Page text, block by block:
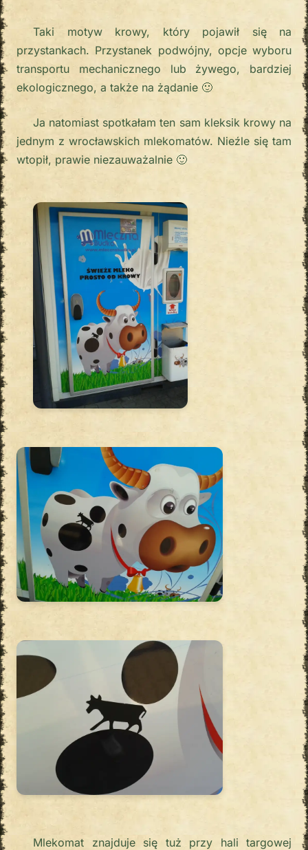
Taki motyw krowy, który pojawił się na
przystankach. Przystanek podwójny, opcje wyboru
transportu mechanicznego lub żywego, bardziej
ekologicznego, a także na żądanie 🙂
Ja natomiast spotkałam ten sam kleksik krowy na
jednym z wrocławskich mlekomatów. Nieźle się tam
wtopił, prawie niezauważalnie 🙂
Mlekomat znajduje się tuż przy hali targowej